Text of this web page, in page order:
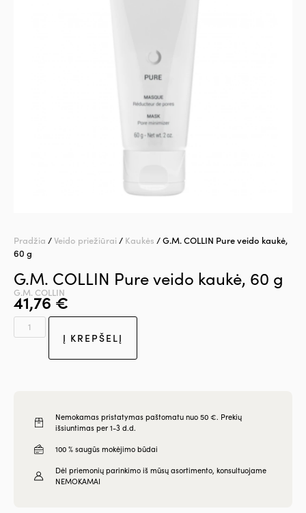
Pradžia /Veido priežiūrai / Kaukės / G.M. COLLIN Pure veido kaukė,
60 g
G.M. COLLIN Pure veido kaukė, 60 g
G.M. COLLIN
41,76€
Į KREPŠELĮ
Nemokamas pristatymas paštomatu nuo 50 €. Prekių
išsiuntimas per 1-3 d.d.
100 % saugūs mokėjimo būdai
Dėl priemonių parinkimo iš mūsų asortimento, konsultuojame
NEMOKAMAI